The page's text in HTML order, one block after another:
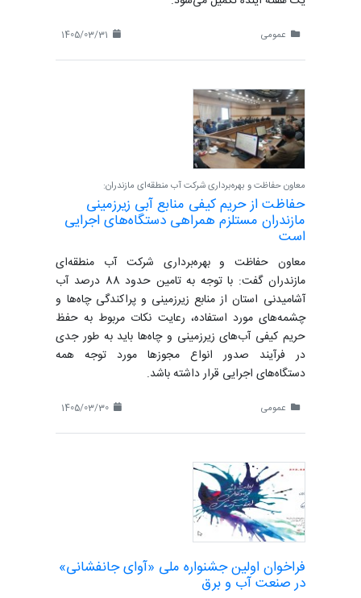
عمومی
معاون حفاظت و بهره‌برداری شرکت آب منطقه‌ای مازندران:
حفاظت از حریم کیفی منابع آبی زیرزمینی
مازندران مستلزم همراهی دستگاه‌های اجرایی
است
معاون حفاظت و بهره‌برداری شرکت آب منطقه‌ای
مازندران گفت: با توجه به تامین حدود 88 درصد آب
آشامیدنی استان از منابع زیرزمینی و پراکندگی چاه‌ها و
چشمه‌های مورد استفاده، رعایت نکات مربوط به حفظ
حریم کیفی آب‌های زیرزمینی و چاه‌ها باید به طور جدی
در فرآیند صدور انواع مجوزها مورد توجه همه
دستگاه‌های اجرایی قرار داشته باشد.
عمومی
فراخوان اولین جشنواره ملی «آوای جانفشانی»
در صنعت آب و برق